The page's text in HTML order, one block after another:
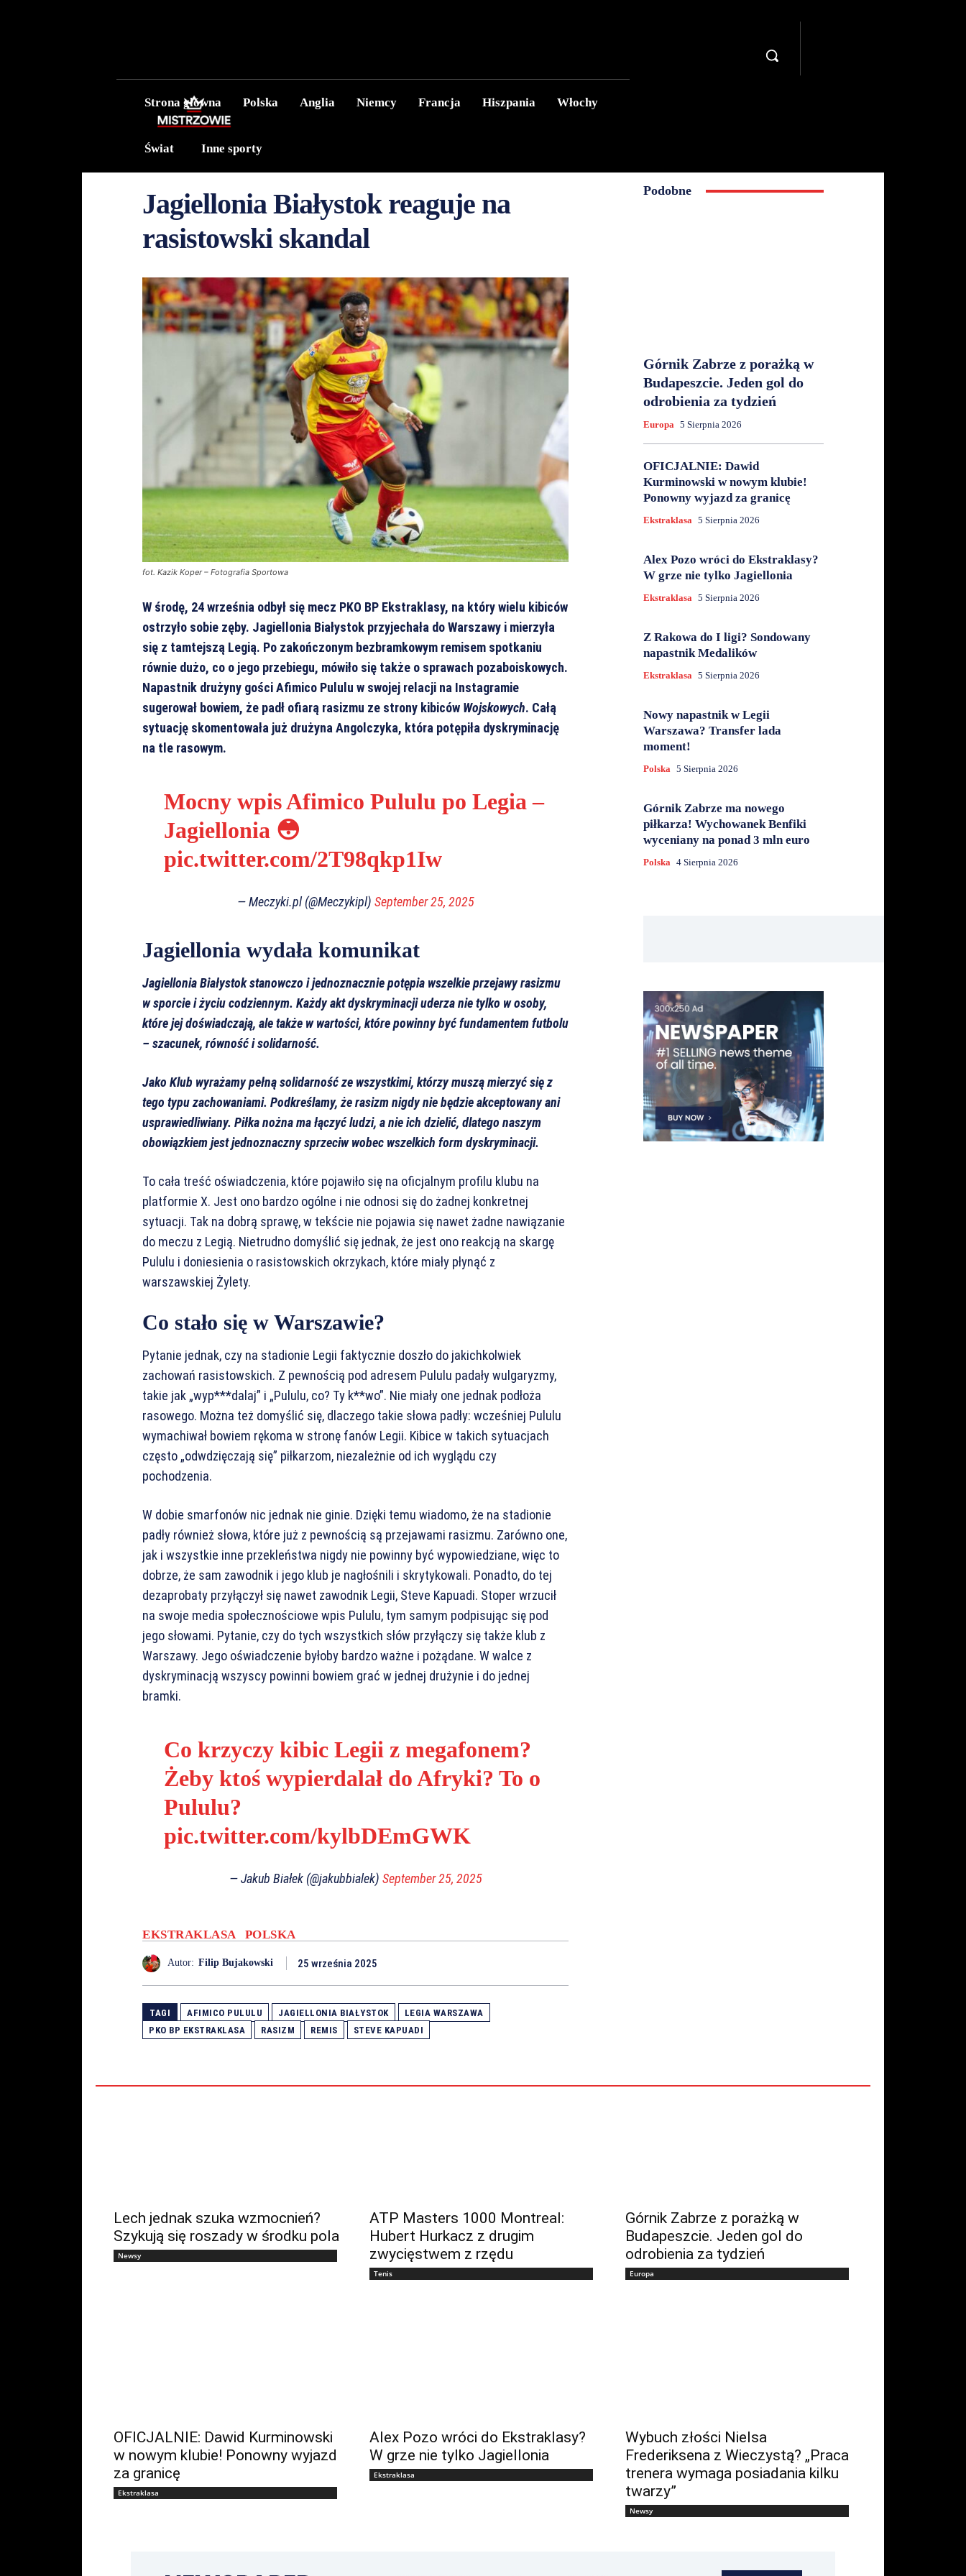
Strona główna Polska Anglia Niemcy Francja Hiszpania Włochy
Świat Inne sporty
Jagiellonia Białystok reaguje na
rasistowski skandal
fot. Kazik Koper – Fotografia Sportowa
W środę, 24 września odbył się mecz PKO BP Ekstraklasy, na który wielu kibiców
ostrzyło sobie zęby. Jagiellonia Białystok przyjechała do Warszawy i mierzyła
się z tamtejszą Legią. Po zakończonym bezbramkowym remisem spotkaniu
równie dużo, co o jego przebiegu, mówiło się także o sprawach pozaboiskowych.
Napastnik drużyny gości Afimico Pululu w swojej relacji na Instagramie
sugerował bowiem, że padł ofiarą rasizmu ze strony kibiców Wojskowych. Całą
sytuację skomentowała już drużyna Angolczyka, która potępiła dyskryminację
na tle rasowym.
Mocny wpis Afimico Pululu po Legia –
Jagiellonia 😳
pic.twitter.com/2T98qkp1Iw
— Meczyki.pl (@Meczykipl) September 25, 2025
Jagiellonia wydała komunikat
Jagiellonia Białystok stanowczo i jednoznacznie potępia wszelkie przejawy rasizmu
w sporcie i życiu codziennym. Każdy akt dyskryminacji uderza nie tylko w osoby,
które jej doświadczają, ale także w wartości, które powinny być fundamentem futbolu
– szacunek, równość i solidarność.
Jako Klub wyrażamy pełną solidarność ze wszystkimi, którzy muszą mierzyć się z
tego typu zachowaniami. Podkreślamy, że rasizm nigdy nie będzie akceptowany ani
usprawiedliwiany. Piłka nożna ma łączyć ludzi, a nie ich dzielić, dlatego naszym
obowiązkiem jest jednoznaczny sprzeciw wobec wszelkich form dyskryminacji.
To cała treść oświadczenia, które pojawiło się na oficjalnym profilu klubu na
platformie X. Jest ono bardzo ogólne i nie odnosi się do żadnej konkretnej
sytuacji. Tak na dobrą sprawę, w tekście nie pojawia się nawet żadne nawiązanie
do meczu z Legią. Nietrudno domyślić się jednak, że jest ono reakcją na skargę
Pululu i doniesienia o rasistowskich okrzykach, które miały płynąć z
warszawskiej Żylety.
Co stało się w Warszawie?
Pytanie jednak, czy na stadionie Legii faktycznie doszło do jakichkolwiek
zachowań rasistowskich. Z pewnością pod adresem Pululu padały wulgaryzmy,
takie jak „wyp***dalaj” i „Pululu, co? Ty k**wo”. Nie miały one jednak podłoża
rasowego. Można też domyślić się, dlaczego takie słowa padły: wcześniej Pululu
wymachiwał bowiem rękoma w stronę fanów Legii. Kibice w takich sytuacjach
często „odwdzięczają się” piłkarzom, niezależnie od ich wyglądu czy
pochodzenia.
W dobie smarfonów nic jednak nie ginie. Dzięki temu wiadomo, że na stadionie
padły również słowa, które już z pewnością są przejawami rasizmu. Zarówno one,
jak i wszystkie inne przekleństwa nigdy nie powinny być wypowiedziane, więc to
dobrze, że sam zawodnik i jego klub je nagłośnili i skrytykowali. Ponadto, do tej
dezaprobaty przyłączył się nawet zawodnik Legii, Steve Kapuadi. Stoper wrzucił
na swoje media społecznościowe wpis Pululu, tym samym podpisując się pod
jego słowami. Pytanie, czy do tych wszystkich słów przyłączy się także klub z
Warszawy. Jego oświadczenie byłoby bardzo ważne i pożądane. W walce z
dyskryminacją wszyscy powinni bowiem grać w jednej drużynie i do jednej
bramki.
Co krzyczy kibic Legii z megafonem?
Żeby ktoś wypierdalał do Afryki? To o
Pululu?
pic.twitter.com/kylbDEmGWK
— Jakub Białek (@jakubbialek) September 25, 2025
EKSTRAKLASA POLSKA
Autor: Filip Bujakowski 25 września 2025
TAGI AFIMICO PULULU JAGIELLONIA BIAŁYSTOK
LEGIA WARSZAWA
PKO BP EKSTRAKLASA
RASIZM REMIS STEVE KAPUADI
Podobne
Górnik Zabrze z porażką w
Budapeszcie. Jeden gol do
odrobienia za tydzień
Europa 5 Sierpnia 2026
OFICJALNIE: Dawid
Kurminowski w nowym klubie!
Ponowny wyjazd za granicę
Ekstraklasa 5 Sierpnia 2026
Alex Pozo wróci do Ekstraklasy?
W grze nie tylko Jagiellonia
Ekstraklasa 5 Sierpnia 2026
Z Rakowa do I ligi? Sondowany
napastnik Medalików
Ekstraklasa 5 Sierpnia 2026
Nowy napastnik w Legii
Warszawa? Transfer lada
moment!
Polska 5 Sierpnia 2026
Górnik Zabrze ma nowego
piłkarza! Wychowanek Benfiki
wyceniany na ponad 3 mln euro
Polska 4 Sierpnia 2026
Lech jednak szuka wzmocnień?
Szykują się roszady w środku pola
Newsy
ATP Masters 1000 Montreal:
Hubert Hurkacz z drugim
zwycięstwem z rzędu
Tenis
Górnik Zabrze z porażką w
Budapeszcie. Jeden gol do
odrobienia za tydzień
Europa
OFICJALNIE: Dawid Kurminowski
w nowym klubie! Ponowny wyjazd
za granicę
Ekstraklasa
Alex Pozo wróci do Ekstraklasy?
W grze nie tylko Jagiellonia
Ekstraklasa
Wybuch złości Nielsa
Frederiksena z Wieczystą? „Praca
trenera wymaga posiadania kilku
twarzy”
Newsy